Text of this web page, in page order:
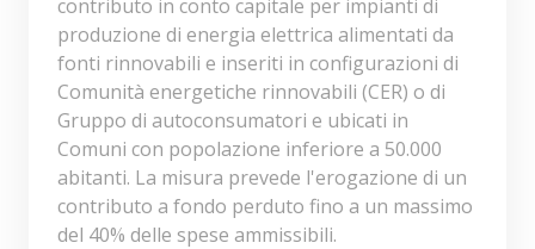
contributo in conto capitale per impianti di
produzione di energia elettrica alimentati da
fonti rinnovabili e inseriti in configurazioni di
Comunità energetiche rinnovabili (CER) o di
Gruppo di autoconsumatori e ubicati in
Comuni con popolazione inferiore a 50.000
abitanti. La misura prevede l'erogazione di un
contributo a fondo perduto fino a un massimo
del 40% delle spese ammissibili.